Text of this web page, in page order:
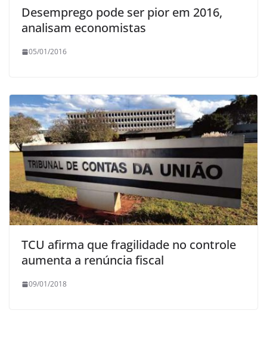
Desemprego pode ser pior em 2016,
analisam economistas
05/01/2016
TCU afirma que fragilidade no controle
aumenta a renúncia fiscal
09/01/2018